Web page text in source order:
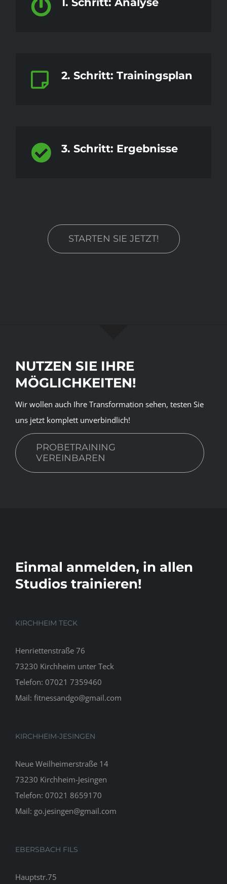
2. Schritt: Trainingsplan
3. Schritt: Ergebnisse
STARTEN SIE JETZT!
NUTZEN SIE IHRE
MÖGLICHKEITEN!
Wir wollen auch Ihre Transformation sehen, testen Sie
uns jetzt komplett unverbindlich!
PROBETRAINING
VEREINBAREN
Einmal anmelden, in allen
Studios trainieren!
KIRCHHEIM TECK
Henriettenstraße 76
73230 Kirchheim unter Teck
Telefon: 07021 7359460
Mail: fitnessandgo@gmail.com
KIRCHHEIM-JESINGEN
Neue Weilheimerstraße 14
73230 Kirchheim-Jesingen
Telefon: 07021 8659170
Mail: go.jesingen@gmail.com
EBERSBACH FILS
Hauptstr.75